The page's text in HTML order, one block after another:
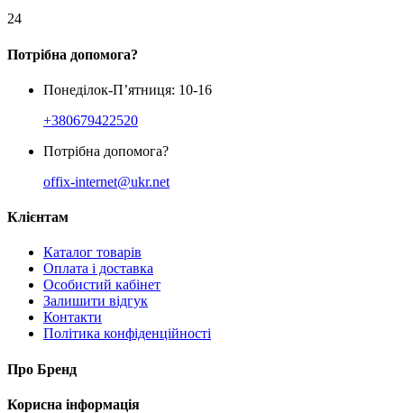
24
Потрібна допомога?
Понеділок-П’ятниця: 10-16
+380679422520
Потрібна допомога?
offix-internet@ukr.net
Клієнтам
Каталог товарів
Оплата і доставка
Особистий кабінет
Залишити відгук
Контакти
Політика конфіденційності
Про Бренд
Корисна інформація